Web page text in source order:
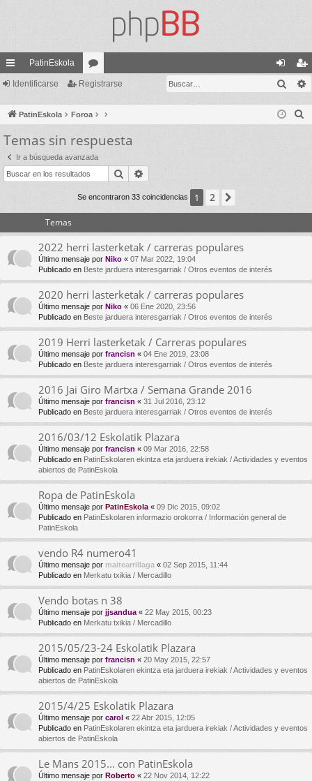
nl
ac
es
rá
pi
PatinEskola
or
os
de
nti
fic
eg
ist
ra
Identificarse Registrarse
PatinEskola Foroa
Temas sin respuesta
Ir a búsqueda avanzada
Buscar
Se encontraron 33 coincidencias 1 2
Temas
2022 herri lasterketak / carreras populares
Último mensaje por Niko « 07 Mar 2022, 19:04
Publicado en Beste jarduera interesgarriak / Otros eventos de interés
2020 herri lasterketak / carreras populares
Último mensaje por Niko « 06 Ene 2020, 23:56
Publicado en Beste jarduera interesgarriak / Otros eventos de interés
2019 Herri lasterketak / Carreras populares
Último mensaje por francisn « 04 Ene 2019, 23:08
Publicado en Beste jarduera interesgarriak / Otros eventos de interés
2016 Jai Giro Martxa / Semana Grande 2016
Último mensaje por francisn « 31 Jul 2016, 23:12
Publicado en Beste jarduera interesgarriak / Otros eventos de interés
2016/03/12 Eskolatik Plazara
Último mensaje por francisn « 09 Mar 2016, 22:58
Publicado en PatinEskolaren ekintza eta jarduera irekiak / Actividades y eventos
abiertos de PatinEskola
Ropa de PatinEskola
Último mensaje por PatinEskola « 09 Dic 2015, 09:02
Publicado en PatinEskolaren informazio orokorra / Información general de
PatinEskola
vendo R4 numero41
Último mensaje por maitearrillaga « 02 Sep 2015, 11:44
Publicado en Merkatu txikia / Mercadillo
Vendo botas n 38
Último mensaje por jjsandua « 22 May 2015, 00:23
Publicado en Merkatu txikia / Mercadillo
2015/05/23-24 Eskolatik Plazara
Último mensaje por francisn « 20 May 2015, 22:57
Publicado en PatinEskolaren ekintza eta jarduera irekiak / Actividades y eventos
abiertos de PatinEskola
2015/4/25 Eskolatik Plazara
Último mensaje por carol « 22 Abr 2015, 12:05
Publicado en PatinEskolaren ekintza eta jarduera irekiak / Actividades y eventos
abiertos de PatinEskola
Le Mans 2015... con PatinEskola
Último mensaje por Roberto « 22 Nov 2014, 12:22